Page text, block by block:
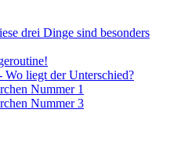
drei Dinge sind besonders
Wo liegt der Unterschied?
Nummer 1
Nummer 3